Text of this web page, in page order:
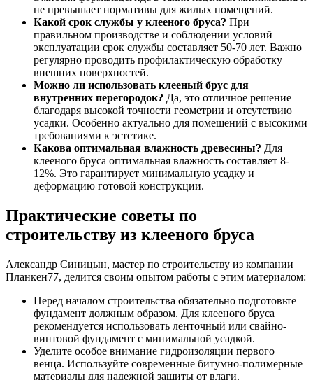
не превышает нормативы для жилых помещений.
Какой срок службы у клееного бруса? При
правильном производстве и соблюдении условий
эксплуатации срок службы составляет 50-70 лет. Важно
регулярно проводить профилактическую обработку
внешних поверхностей.
Можно ли использовать клееный брус для
внутренних перегородок? Да, это отличное решение
благодаря высокой точности геометрии и отсутствию
усадки. Особенно актуально для помещений с высокими
требованиями к эстетике.
Какова оптимальная влажность древесины? Для
клееного бруса оптимальная влажность составляет 8-
12%. Это гарантирует минимальную усадку и
деформацию готовой конструкции.
Практические советы по
строительству из клееного бруса
Александр Синицын, мастер по строительству из компании
Планкен77, делится своим опытом работы с этим материалом:
Перед началом строительства обязательно подготовьте
фундамент должным образом. Для клееного бруса
рекомендуется использовать ленточный или свайно-
винтовой фундамент с минимальной усадкой.
Уделите особое внимание гидроизоляции первого
венца. Используйте современные битумно-полимерные
материалы для надежной защиты от влаги.